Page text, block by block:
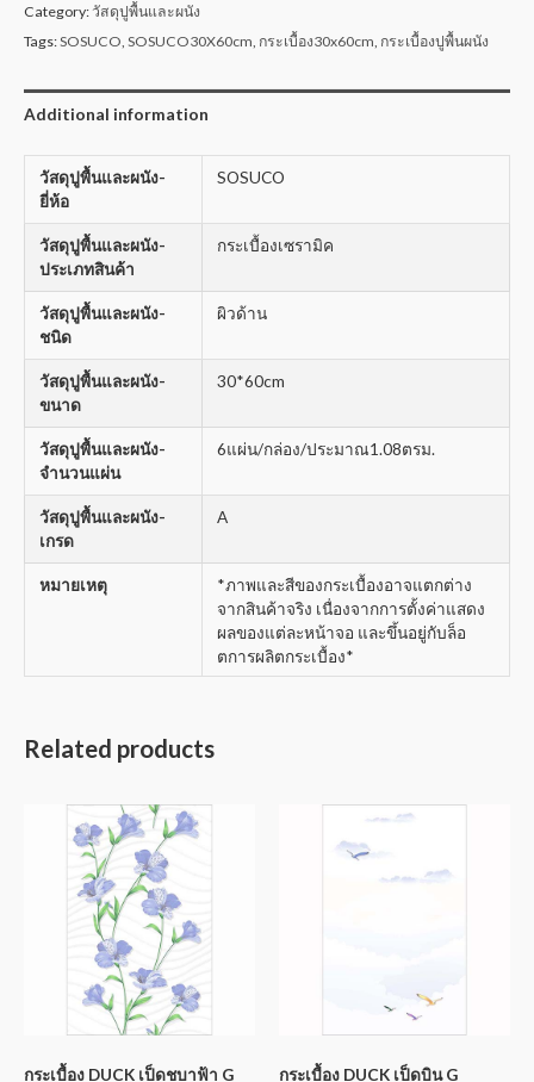
Category:วัสดุปูพื้นและผนัง
Tags:SOSUCO SOSUCO30X60cm กระเบื้อง30x60cm กระเบื้องปูพื้นผนัง
Additional information
วัสดุปูพื้นและผนัง-
ยี่ห้อ
SOSUCO
วัสดุปูพื้นและผนัง-
ประเภทสินค้า
กระเบื้องเซรามิค
วัสดุปูพื้นและผนัง-
ชนิด
ผิวด้าน
วัสดุปูพื้นและผนัง-
ขนาด
30*60cm
วัสดุปูพื้นและผนัง-
จำนวนแผ่น
6แผ่น/กล่อง/ประมาณ1.08ตรม.
วัสดุปูพื้นและผนัง-
เกรด
A
หมายเหตุ
*ภาพและสีของกระเบื้องอาจแตกต่าง
จากสินค้าจริง เนื่องจากการตั้งค่าแสดง
ผลของแต่ละหน้าจอ และขึ้นอยู่กับล็อ
ตการผลิตกระเบื้อง*
Related products
กระเบื้อง DUCK เป็ดชบาฟ้า G กระเบื้อง DUCK เป็ดบิน G